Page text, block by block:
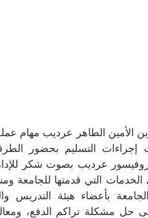
الطاهر عرديب مهام عمله
التسليم بحضور
عرديب بصوت شكر
التي قدمتها للجامعة
بأعضاء هيئة التدريس
حل مشكلة تراكم الدفع،